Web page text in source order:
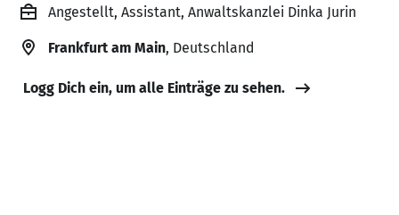
Angestellt, Assistant, Anwaltskanzlei Dinka Jurin
Frankfurt am Main, Deutschland
Logg Dich ein, um alle Einträge zu sehen.